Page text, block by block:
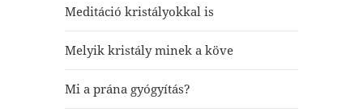
Meditáció kristályokkal is
Melyik kristály minek a köve
Mi a prána gyógyítás?